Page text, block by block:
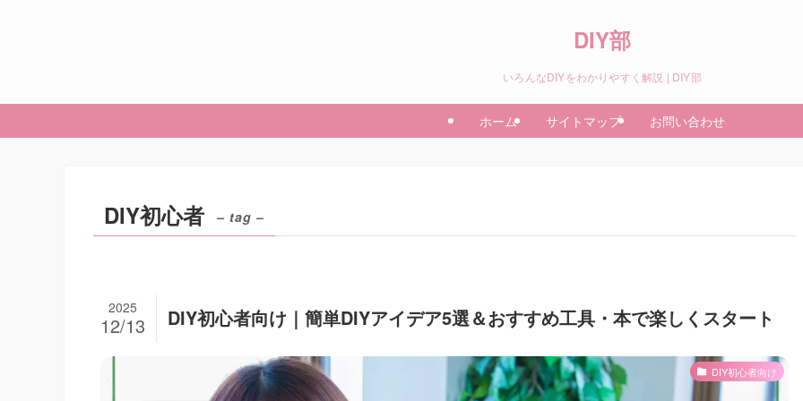
DIY部
いろんなDIYをわかりやすく解説 | DIY部
ホーム サイトマップ お問い合わせ
DIY初心者 – tag –
DIY初心者向け｜簡単DIYアイデア5選＆おすすめ工具・本で楽しくスタート
2025
12/13
DIY初心者向け